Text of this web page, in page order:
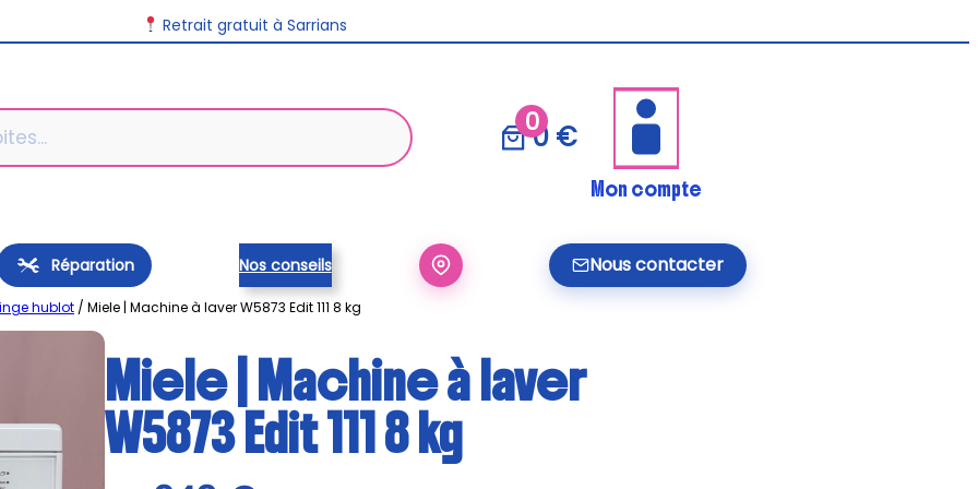
Retrait gratuit à Sarrians
00 €
Mon compte
Réparation Nous contacter
Nos conseils
hublot / Miele | Machine à laver W5873 Edit 111 8 kg
Miele | Machine à laver
W5873 Edit 111 8 kg